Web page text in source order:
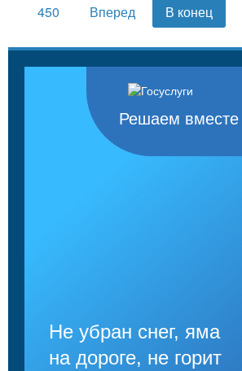
450
Вперед В конец
Решаем вместе
Не убран снег, яма
на дороге, не горит